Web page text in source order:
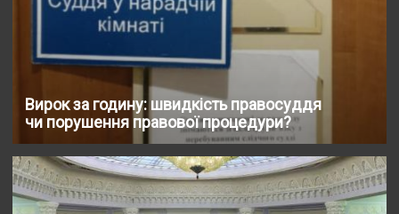
Вирок за годину: швидкість правосуддя
чи порушення правової процедури?